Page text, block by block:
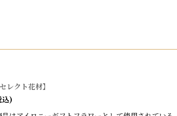
レクト花材】
込)